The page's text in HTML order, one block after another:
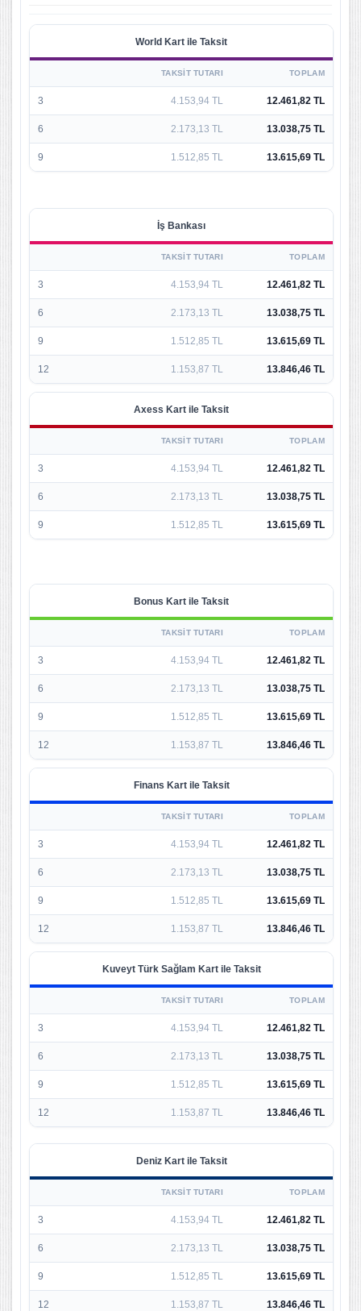
World Kart ile Taksit
TAKSIT TUTARI TOPLAM
3 4.153,94 TL 12.461,82 TL
6 2.173,13 TL 13.038,75 TL
9 1.512,85 TL 13.615,69 TL
İş Bankası
TAKSIT TUTARI TOPLAM
3 4.153,94 TL 12.461,82 TL
6 2.173,13 TL 13.038,75 TL
9 1.512,85 TL 13.615,69 TL
12 1.153,87 TL 13.846,46 TL
Axess Kart ile Taksit
TAKSIT TUTARI TOPLAM
3 4.153,94 TL 12.461,82 TL
6 2.173,13 TL 13.038,75 TL
9 1.512,85 TL 13.615,69 TL
Bonus Kart ile Taksit
TAKSIT TUTARI TOPLAM
3 4.153,94 TL 12.461,82 TL
6 2.173,13 TL 13.038,75 TL
9 1.512,85 TL 13.615,69 TL
12 1.153,87 TL 13.846,46 TL
Finans Kart ile Taksit
TAKSIT TUTARI TOPLAM
3 4.153,94 TL 12.461,82 TL
6 2.173,13 TL 13.038,75 TL
9 1.512,85 TL 13.615,69 TL
12 1.153,87 TL 13.846,46 TL
Kuveyt Türk Sağlam Kart ile Taksit
TAKSIT TUTARI TOPLAM
3 4.153,94 TL 12.461,82 TL
6 2.173,13 TL 13.038,75 TL
9 1.512,85 TL 13.615,69 TL
12 1.153,87 TL 13.846,46 TL
Deniz Kart ile Taksit
TAKSIT TUTARI TOPLAM
3 4.153,94 TL 12.461,82 TL
6 2.173,13 TL 13.038,75 TL
9 1.512,85 TL 13.615,69 TL
12 1.153,87 TL 13.846,46 TL